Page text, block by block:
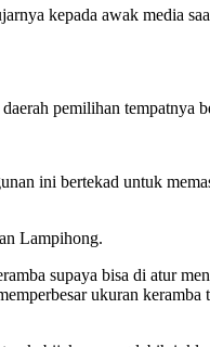
kepada awak media
pemilihan tempatnya
ini bertekad untuk
Lampihong.
supaya bisa di atur
ukuran keramba